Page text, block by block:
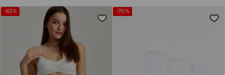
-63% -70%